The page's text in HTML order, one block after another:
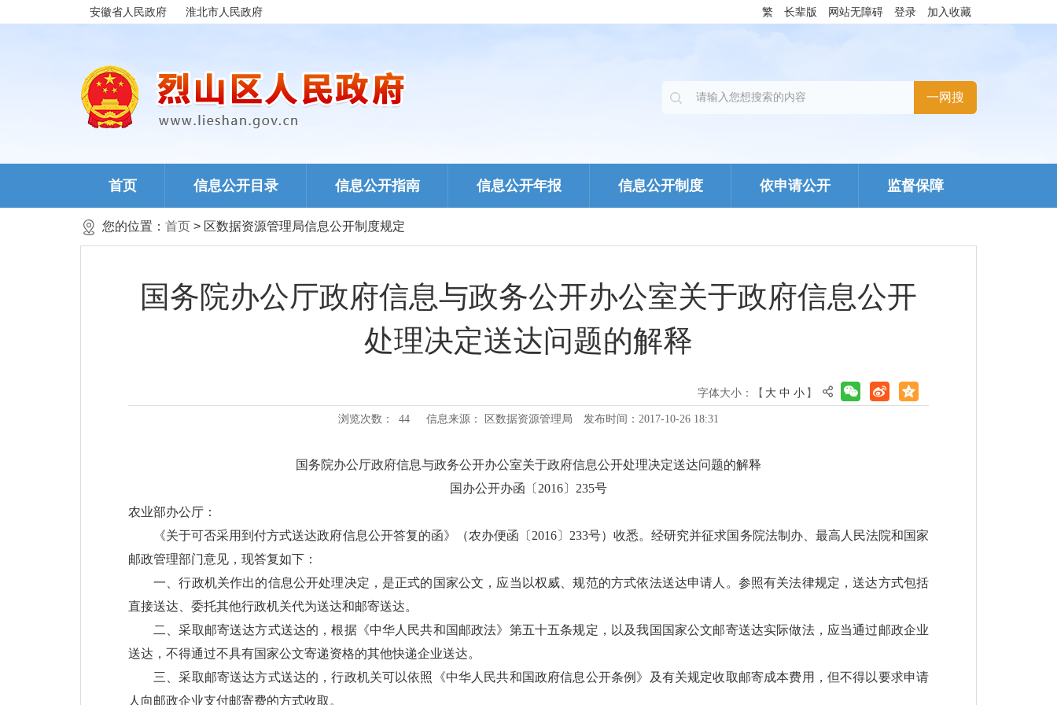
安徽省人民政府 淮北市人民政府 繁 长辈版 网站无障碍 登录 加入收藏
首页 信息公开目录 信息公开指南 信息公开年报 信息公开制度 依申请公开 监督保障
您的位置： 首页 > 区数据资源管理局信息公开制度规定
国务院办公厅政府信息与政务公开办公室关于政府信息公开
处理决定送达问题的解释
字体大小：【 大 中 小 】
浏览次数： 44 信息来源： 区数据资源管理局 发布时间：2017-10-26 18:31
国务院办公厅政府信息与政务公开办公室关于政府信息公开处理决定送达问题的解释
国办公开办函〔2016〕235号
农业部办公厅：
《关于可否采用到付方式送达政府信息公开答复的函》（农办便函〔2016〕233号）收悉。经研究并征求国务院法制办、最高人民法院和国家
邮政管理部门意见，现答复如下：
一、行政机关作出的信息公开处理决定，是正式的国家公文，应当以权威、规范的方式依法送达申请人。参照有关法律规定，送达方式包括
直接送达、委托其他行政机关代为送达和邮寄送达。
二、采取邮寄送达方式送达的，根据《中华人民共和国邮政法》第五十五条规定，以及我国国家公文邮寄送达实际做法，应当通过邮政企业
送达，不得通过不具有国家公文寄递资格的其他快递企业送达。
三、采取邮寄送达方式送达的，行政机关可以依照《中华人民共和国政府信息公开条例》及有关规定收取邮寄成本费用，但不得以要求申请
人向邮政企业支付邮寄费的方式收取。